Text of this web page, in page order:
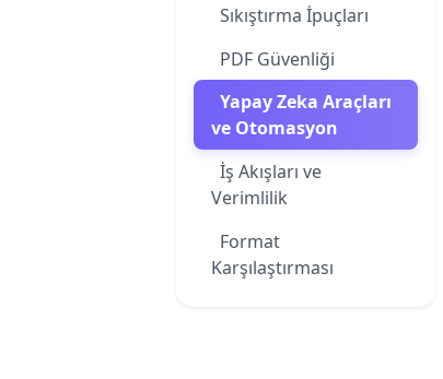
Sıkıştırma İpuçları
PDF Güvenliği
Yapay Zeka Araçları
ve Otomasyon
İş Akışları ve
Verimlilik
Format
Karşılaştırması